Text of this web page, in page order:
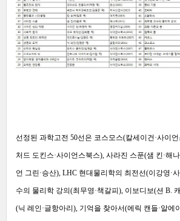
선정된 과학고전 50선은 코스모스(칼세이건·사이
처드 도킨스·사이언스북스), 사라진 스푼(샘 킨·해
언 그린·승산), LHC 현대물리학의 최전선(이강영·
수의 물리학 강의(최무영·책갈피), 이보디보(션 B.
(닉 레인·글항아리), 기억을 찾아서(에릭 캔들·알에